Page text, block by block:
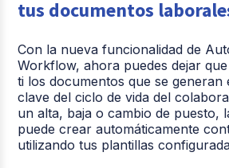
tus documentos
Con la nueva funcionalidad de
Workflow, ahora puedes dejar
ti los documentos que se generan
clave del ciclo de vida del
un alta, baja o cambio de puesto,
puede crear automáticamente
utilizando tus plantillas